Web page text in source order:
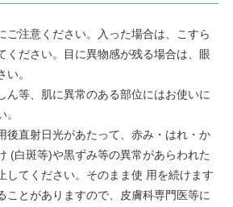
ご注意ください。入った場合は、こすら
ください。目に異物感が残る場合は、眼
。
ん等、肌に異常のある部位にはお使いに
後直射日光があたって、赤み・はれ・か
(白斑等)や黒ずみ等の異常があらわれた
してください。そのまま使 用を続けます
ことがありますので、皮膚科専門医等に